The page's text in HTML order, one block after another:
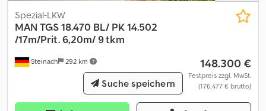
Fahrzeugnummer: 2613
Steinach 292 km
Spezial-LKW
MAN TGS 18.470 BL/ PK 14.502
/17m/Prit. 6,20m/ 9 tkm
148.300 €
Festpreis zzgl. MwSt.
(176.477 € brutto)
Suche speichern